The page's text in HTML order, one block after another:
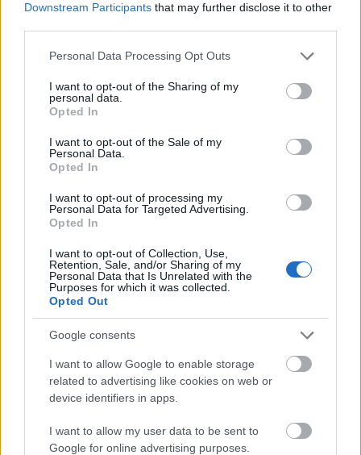
Downstream Participants that may further disclose it to other
Please note that this website/app uses one or more Google
not limited to your visit or usage behaviour. You may click to
grant or deny consent to Google and its third-party tags to
use your data for below specified purposes in below Google
consent section.
Personal Data Processing Opt Outs
I want to opt-out of the Sharing of my
personal data.
Opted In
I want to opt-out of the Sale of my
Personal Data.
Opted In
I want to opt-out of processing my
Personal Data for Targeted Advertising.
Opted In
I want to opt-out of Collection, Use,
Retention, Sale, and/or Sharing of my
Personal Data that Is Unrelated with the
Purposes for which it was collected.
Opted Out
Google consents
I want to allow Google to enable storage
related to advertising like cookies on web or
device identifiers in apps.
I want to allow my user data to be sent to
Google for online advertising purposes.
Samtidig blir distansen i Summit 2 Senja kuttet
med 10 kilometer og blir nå 60 kilometer. Løpet
går imidlertid fortsatt fra Bardufoss til Finnsnes.
– Det betyr at løperne i elite- og Ski Classics Pro
Tour-klassene fortsatt går 11 mil fordelt på to
Se høydepunktene fra Summit 2 Senja
fortsetter under)